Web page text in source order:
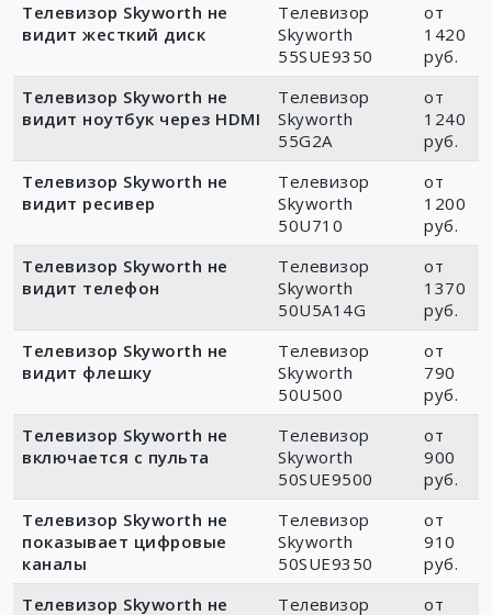
Телевизор Skyworth не
видит жесткий диск
Телевизор
Skyworth
55SUE9350
от
1420
руб.
Телевизор Skyworth не
видит ноутбук через HDMI
Телевизор
Skyworth
55G2A
от
1240
руб.
Телевизор Skyworth не
видит ресивер
Телевизор
Skyworth
50U710
от
1200
руб.
Телевизор Skyworth не
видит телефон
Телевизор
Skyworth
50U5A14G
от
1370
руб.
Телевизор Skyworth не
видит флешку
Телевизор
Skyworth
50U500
от
790
руб.
Телевизор Skyworth не
включается с пульта
Телевизор
Skyworth
50SUE9500
от
900
руб.
Телевизор Skyworth не
показывает цифровые
каналы
Телевизор
Skyworth
50SUE9350
от
910
руб.
Телевизор Skyworth не
Телевизор
от